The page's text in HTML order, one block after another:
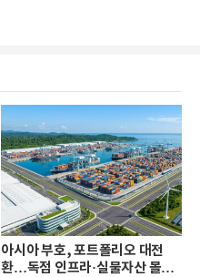
아시아 부호, 포트폴리오 대전
환…독점 인프라·실물자산 몰린